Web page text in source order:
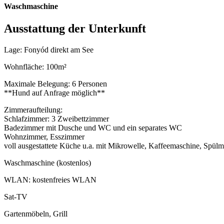
Waschmaschine
Ausstattung der Unterkunft
Lage: Fonyód direkt am See
Wohnfläche: 100m²
Maximale Belegung: 6 Personen
**Hund auf Anfrage möglich**
Zimmeraufteilung:
Schlafzimmer: 3 Zweibettzimmer
Badezimmer mit Dusche und WC und ein separates WC
Wohnzimmer, Esszimmer
voll ausgestattete Küche u.a. mit Mikrowelle, Kaffeemaschine,
Waschmaschine (kostenlos)
WLAN: kostenfreies WLAN
Sat-TV
Gartenmöbeln, Grill